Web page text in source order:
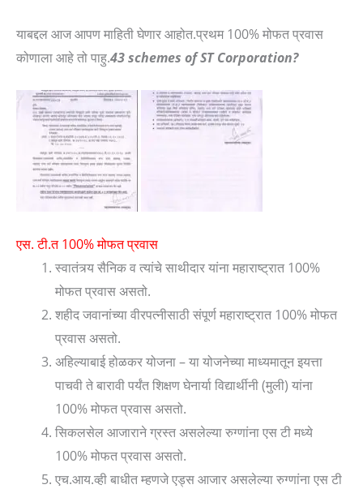
याबद्दल आज आपण माहिती घेणार आहोत.प्रथम 100% मोफत प्रवास
कोणाला आहे तो पाहु.43 schemes of ST Corporation?
एस. टी.त 100% मोफत प्रवास
स्वातंत्र्य सैनिक व त्यांचे साथीदार यांना महाराष्ट्रात 100%
मोफत प्रवास असतो.
शहीद जवानांच्या वीरपत्नीसाठी संपूर्ण महाराष्ट्रात 100% मोफत
प्रवास असतो.
अहिल्याबाई होळकर योजना – या योजनेच्या माध्यमातून इयत्ता
पाचवी ते बारावी पर्यंत शिक्षण घेनार्या विद्यार्थीनी (मुली) यांना
100% मोफत प्रवास असतो.
सिकलसेल आजाराने ग्रस्त असलेल्या रुग्णांना एस टी मध्ये
100% मोफत प्रवास असतो.
एच.आय.व्ही बाधीत म्हणजे एड्स आजार असलेल्या रुग्णांना एस टी